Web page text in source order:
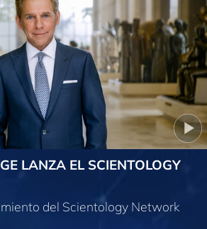
LANZA EL SCIENTOLOGY
del Scientology Network